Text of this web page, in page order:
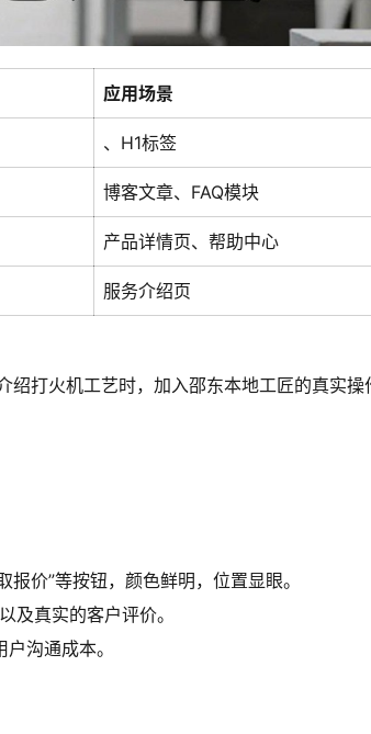
应用场景
、H1标签
博客文章、FAQ模块
产品详情页、帮助中心
服务介绍页
绍打火机工艺时，加入邵东本地工匠的真实操
报价”等按钮，颜色鲜明，位置显眼。
及真实的客户评价。
沟通成本。